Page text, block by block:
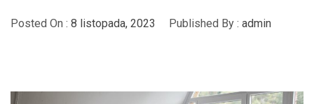
Posted On : 8 listopada, 2023 Published By : admin